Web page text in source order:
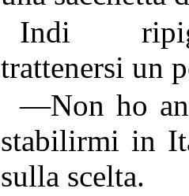
Indi
trattenersi un
—Non ho
stabilirmi in
sulla scelta.